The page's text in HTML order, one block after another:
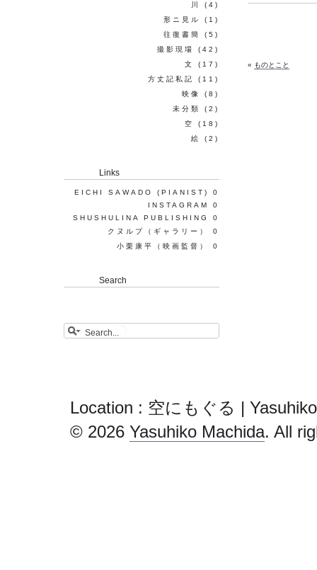
« ものとこと
川
(4)
形ニ見ル
(1)
往復書簡
(5)
撮影現場
(42)
文
(17)
方丈記私記
(11)
映像
(8)
未分類
(2)
空
(18)
絵
(2)
Links
EICHI SAWADO (PIANIST)
0
INSTAGRAM
0
SHUSHULINA PUBLISHING
0
クヌルプ（ギャラリー）
0
小栗康平（映画監督）
0
Search
Location : 空にもぐる |
© 2026 Yasuhiko Machida. All